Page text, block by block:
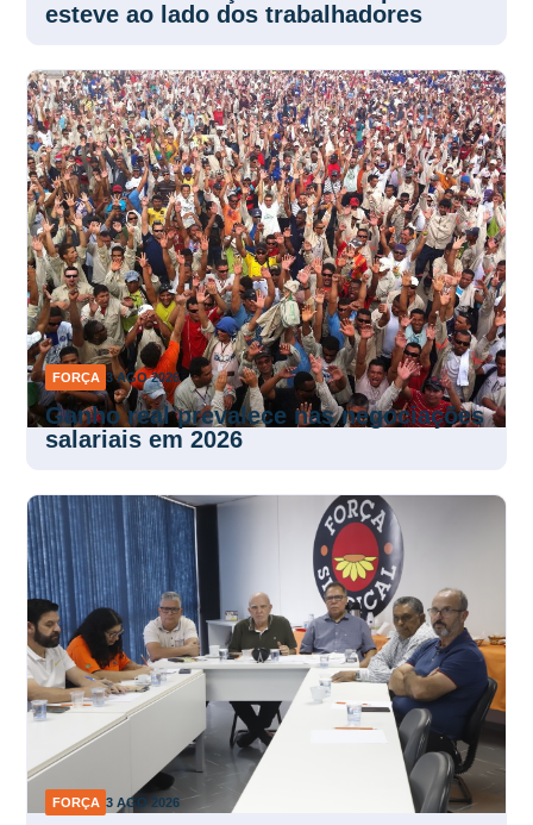
esteve ao lado dos trabalhadores
FORÇA 3 AGO 2026
Ganho real prevalece nas negociações
salariais em 2026
FORÇA 3 AGO 2026